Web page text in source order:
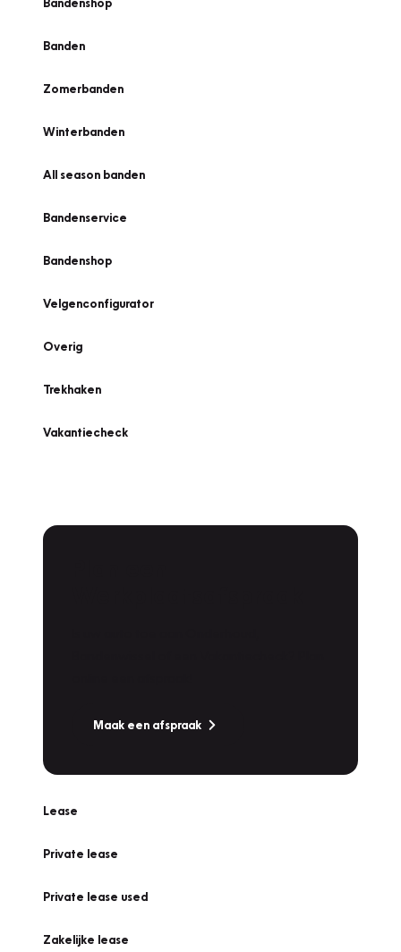
Banden
Zomerbanden
Winterbanden
All season banden
Bandenservice
Bandenshop
Velgenconfigurator
Overig
Trekhaken
Vakantiecheck
Maak een afspraak
Lease
Private lease
Private lease used
Zakelijke lease